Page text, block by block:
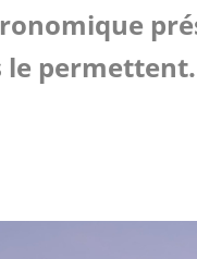
le permettent.